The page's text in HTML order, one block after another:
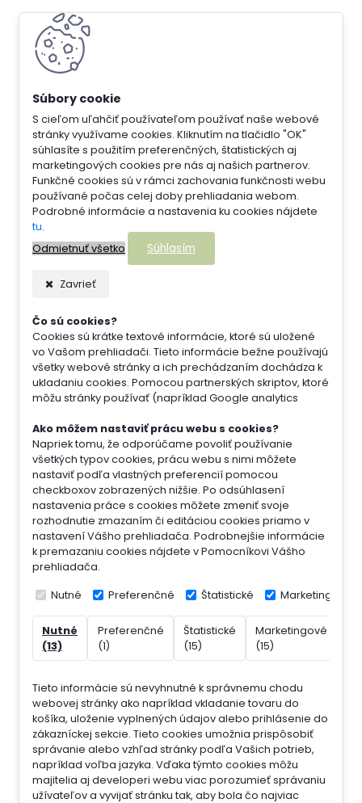
S cieľom uľahčiť používateľom používať naše webové
stránky využívame cookies. Kliknutím na tlačidlo "OK"
súhlasíte s použitím preferenčných, štatistických aj
marketingových cookies pre nás aj našich partnerov.
Funkčné cookies sú v rámci zachovania funkčnosti webu
používané počas celej doby prehliadania webom.
Podrobné informácie a nastavenia ku cookies nájdete
tu.
Odmietnuť všetko
Súhlasím
Zavrieť
Čo sú cookies?
Cookies sú krátke textové informácie, ktoré sú uložené
vo Vašom prehliadači. Tieto informácie bežne používajú
všetky webové stránky a ich prechádzaním dochádza k
ukladaniu cookies. Pomocou partnerských skriptov, ktoré
môžu stránky používať (napríklad Google analytics
Ako môžem nastaviť prácu webu s cookies?
Napriek tomu, že odporúčame povoliť používanie
všetkých typov cookies, prácu webu s nimi môžete
nastaviť podľa vlastných preferencií pomocou
checkboxov zobrazených nižšie. Po odsúhlasení
nastavenia práce s cookies môžete zmeniť svoje
rozhodnutie zmazaním či editáciou cookies priamo v
nastavení Vášho prehliadača. Podrobnejšie informácie
k premazaniu cookies nájdete v Pomocníkovi Vášho
prehliadača.
Nutné Preferenčné Štatistické Marketingové
Nutné
(13)
Preferenčné
(1)
Štatistické
(15)
Marketingové
(15)
Tieto informácie sú nevyhnutné k správnemu chodu
webovej stránky ako napríklad vkladanie tovaru do
košíka, uloženie vyplnených údajov alebo prihlásenie do
zákazníckej sekcie. Tieto cookies umožnia prispôsobiť
správanie alebo vzhľad stránky podľa Vašich potrieb,
napríklad voľba jazyka. Vďaka týmto cookies môžu
majitelia aj developeri webu viac porozumieť správaniu
užívateľov a vyvijať stránku tak, aby bola čo najviac